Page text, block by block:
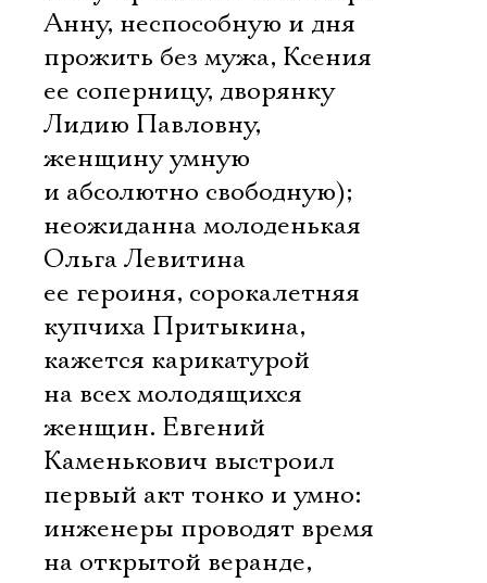
Анну, неспособную и дня
прожить без мужа, Ксения 
ее соперницу, дворянку
Лидию Павловну,
женщину умную
и абсолютно свободную);
неожиданна молоденькая
Ольга Левитина 
ее героиня, сорокалетняя
купчиха Притыкина,
кажется карикатурой
на всех молодящихся
женщин. Евгений
Каменькович выстроил
первый акт тонко и умно:
инженеры проводят время
на открытой веранде,